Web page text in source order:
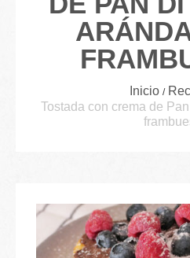
Inicio
Tostada con crema de